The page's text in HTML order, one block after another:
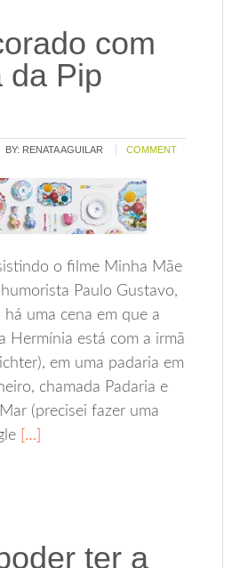
com
da Pip
BY: RENATA AGUILAR COMMENT
o filme Minha Mãe
Paulo Gustavo,
uma cena em que a
Hermínia está com a irmã
em uma padaria em
chamada Padaria e
(precisei fazer uma
[…]
ter a